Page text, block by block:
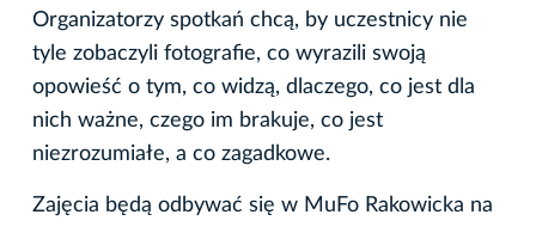
Organizatorzy spotkań chcą, by uczestnicy nie
tyle zobaczyli fotografie, co wyrazili swoją
opowieść o tym, co widzą, dlaczego, co jest dla
nich ważne, czego im brakuje, co jest
niezrozumiałe, a co zagadkowe.
Zajęcia będą odbywać się w MuFo Rakowicka na